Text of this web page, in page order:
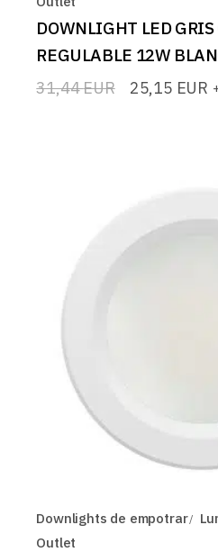
DOWNLIGHT LED
REGULABLE 12W
31,44EUR
El 25,15 EUR
El
Downlights de empotrar
Outlet